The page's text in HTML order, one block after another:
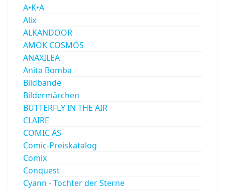
A•K•A
Alix
ALKANDOOR
AMOK COSMOS
ANAXILEA
Anita Bomba
Bildbände
Bildermärchen
BUTTERFLY IN THE AIR
CLAIRE
COMIC AS
Comic-Preiskatalog
Comix
Conquest
Cyann - Tochter der Sterne